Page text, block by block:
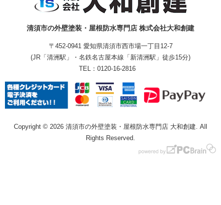
清須市の外壁塗装・屋根防水専門店 株式会社大和創建
〒452-0941 愛知県清須市西市場一丁目12-7
(JR「清洲駅」・名鉄名古屋本線「新清洲駅」徒歩15分)
TEL： 0120-16-2816
Copyright © 2026 清須市の外壁塗装・屋根防水専門店 大和創建. All
Rights Reserved.